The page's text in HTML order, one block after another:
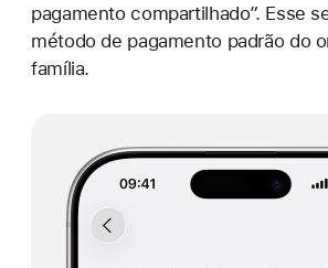
pagamento compartilhado”. Esse
método de pagamento padrão do
família.